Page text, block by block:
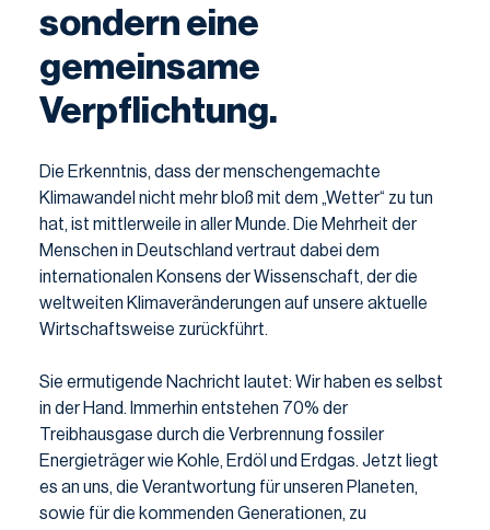
sondern eine
gemeinsame
Verpflichtung.
Die Erkenntnis, dass der menschengemachte
Klimawandel nicht mehr bloß mit dem „Wetter“ zu tun
hat, ist mittlerweile in aller Munde. Die Mehrheit der
Menschen in Deutschland vertraut dabei dem
internationalen Konsens der Wissenschaft, der die
weltweiten Klimaveränderungen auf unsere aktuelle
Wirtschaftsweise zurückführt.
Sie ermutigende Nachricht lautet: Wir haben es selbst
in der Hand. Immerhin entstehen 70% der
Treibhausgase durch die Verbrennung fossiler
Energieträger wie Kohle, Erdöl und Erdgas. Jetzt liegt
es an uns, die Verantwortung für unseren Planeten,
sowie für die kommenden Generationen, zu